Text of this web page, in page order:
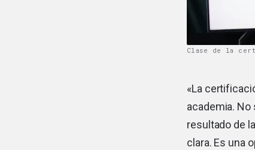
Clase de la
«La
academia.
resultado de
clara. Es una